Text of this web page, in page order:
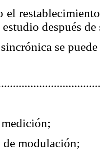
el
después
se
modulación;